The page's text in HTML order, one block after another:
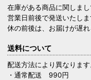
在庫がある商品に関しま
営業日前後で発送いたし
休の前後は、お届けが遅れ
送料について
配送方法により異なります
・通常配送 990円